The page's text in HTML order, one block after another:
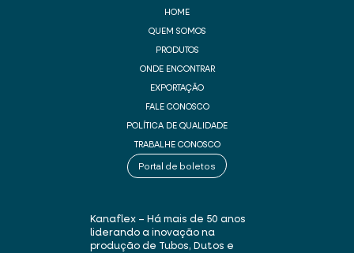
HOME
QUEM SOMOS
PRODUTOS
ONDE ENCONTRAR
EXPORTAÇÃO
FALE CONOSCO
POLÍTICA DE QUALIDADE
TRABALHE CONOSCO
Portal de boletos
Kanaflex – Há mais de 50 anos
liderando a inovação na
produção de Tubos, Dutos e